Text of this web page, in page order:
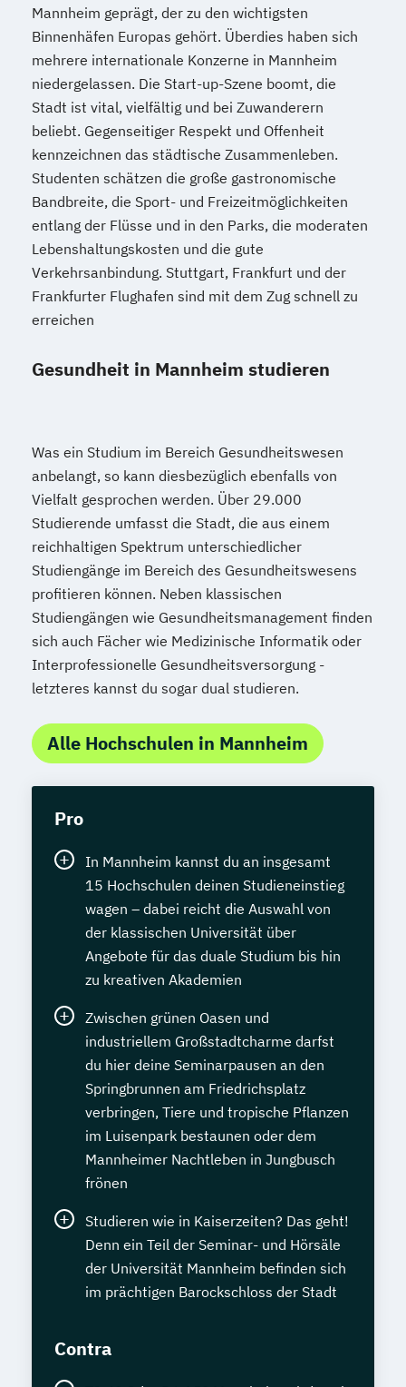
Mannheim geprägt, der zu den wichtigsten
Binnenhäfen Europas gehört. Überdies haben sich
mehrere internationale Konzerne in Mannheim
niedergelassen. Die Start-up-Szene boomt, die
Stadt ist vital, vielfältig und bei Zuwanderern
beliebt. Gegenseitiger Respekt und Offenheit
kennzeichnen das städtische Zusammenleben.
Studenten schätzen die große gastronomische
Bandbreite, die Sport- und Freizeitmöglichkeiten
entlang der Flüsse und in den Parks, die moderaten
Lebenshaltungskosten und die gute
Verkehrsanbindung. Stuttgart, Frankfurt und der
Frankfurter Flughafen sind mit dem Zug schnell zu
erreichen
Gesundheit in Mannheim studieren
Was ein Studium im Bereich Gesundheitswesen
anbelangt, so kann diesbezüglich ebenfalls von
Vielfalt gesprochen werden. Über 29.000
Studierende umfasst die Stadt, die aus einem
reichhaltigen Spektrum unterschiedlicher
Studiengänge im Bereich des Gesundheitswesens
profitieren können. Neben klassischen
Studiengängen wie Gesundheitsmanagement finden
sich auch Fächer wie Medizinische Informatik oder
Interprofessionelle Gesundheitsversorgung -
letzteres kannst du sogar dual studieren.
Alle Hochschulen in Mannheim
Pro
In Mannheim kannst du an insgesamt
15 Hochschulen deinen Studieneinstieg
wagen – dabei reicht die Auswahl von
der klassischen Universität über
Angebote für das duale Studium bis hin
zu kreativen Akademien
Zwischen grünen Oasen und
industriellem Großstadtcharme darfst
du hier deine Seminarpausen an den
Springbrunnen am Friedrichsplatz
verbringen, Tiere und tropische Pflanzen
im Luisenpark bestaunen oder dem
Mannheimer Nachtleben in Jungbusch
frönen
Studieren wie in Kaiserzeiten? Das geht!
Denn ein Teil der Seminar- und Hörsäle
der Universität Mannheim befinden sich
im prächtigen Barockschloss der Stadt
Contra